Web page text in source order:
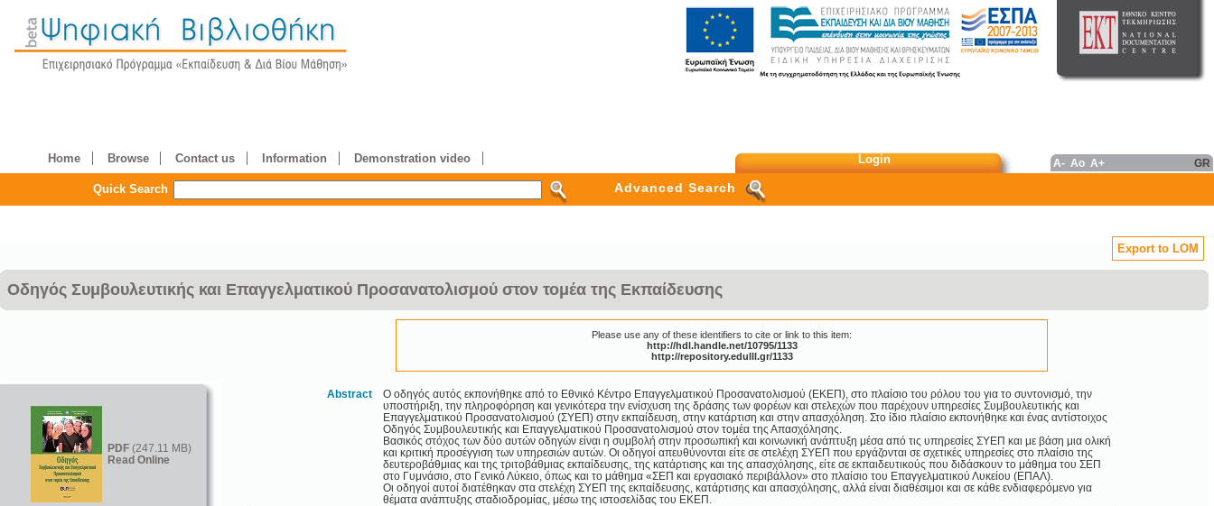
Home Browse Contact us Information Demonstration video Login A- Ao A+ GR
Quick Search Advanced Search
Export to LOM
Οδηγός Συμβουλευτικής και Επαγγελματικού Προσανατολισμού στον τομέα της Εκπαίδευσης
Please use any of these identifiers to cite or link to this item:
http://hdl.handle.net/10795/1133
http://repository.edulll.gr/1133
PDF(247.11 MB)
Read Online
Abstract
Ο οδηγός αυτός εκπονήθηκε από το Εθνικό Κέντρο Επαγγελματικού Προσανατολισμού (ΕΚΕΠ), στο πλαίσιο του ρόλου του για το συντονισμό, την
υποστήριξη, την πληροφόρηση και γενικότερα την ενίσχυση της δράσης των φορέων και στελεχών που παρέχουν υπηρεσίες Συμβουλευτικής και
Επαγγελματικού Προσανατολισμού (ΣΥΕΠ) στην εκπαίδευση, στην κατάρτιση και στην απασχόληση. Στο ίδιο πλαίσιο εκπονήθηκε και ένας αντίστοιχος
Οδηγός Συμβουλευτικής και Επαγγελματικού Προσανατολισμού στον τομέα της Απασχόλησης.
Βασικός στόχος των δύο αυτών οδηγών είναι η συμβολή στην προσωπική και κοινωνική ανάπτυξη μέσα από τις υπηρεσίες ΣΥΕΠ και με βάση μια ολική
και κριτική προσέγγιση των υπηρεσιών αυτών. Οι οδηγοί απευθύνονται είτε σε στελέχη ΣΥΕΠ που εργάζονται σε σχετικές υπηρεσίες στο πλαίσιο της
δευτεροβάθμιας και της τριτοβάθμιας εκπαίδευσης, της κατάρτισης και της απασχόλησης, είτε σε εκπαιδευτικούς που διδάσκουν το μάθημα του ΣΕΠ
στο Γυμνάσιο, στο Γενικό Λύκειο, όπως και το μάθημα «ΣΕΠ και εργασιακό περιβάλλον» στο πλαίσιο του Επαγγελματικού Λυκείου (ΕΠΑΛ).
Οι οδηγοί αυτοί διατέθηκαν στα στελέχη ΣΥΕΠ της εκπαίδευσης, κατάρτισης και απασχόλησης, αλλά είναι διαθέσιμοι και σε κάθε ενδιαφερόμενο για
θέματα ανάπτυξης σταδιοδρομίας, μέσω της ιστοσελίδας του ΕΚΕΠ.